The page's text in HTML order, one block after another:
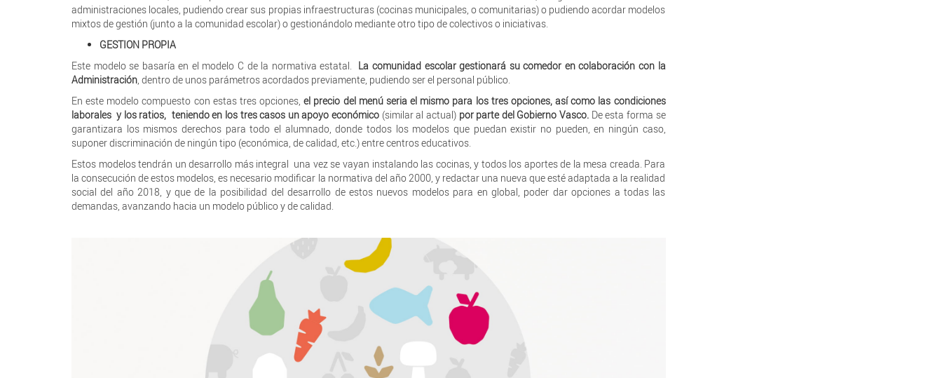
administraciones locales, pudiendo crear sus propias infraestructuras (cocinas municipales, o comunitarias) o pudiendo acordar modelos
mixtos de gestión (junto a la comunidad escolar) o gestionándolo mediante otro tipo de colectivos o iniciativas.
GESTION PROPIA
Este modelo se basaría en el modelo C de la normativa estatal. La comunidad escolar gestionará su comedor en colaboración con la
Administración, dentro de unos parámetros acordados previamente, pudiendo ser el personal público.
En este modelo compuesto con estas tres opciones,el precio del menú seria el mismo para los tres opciones, así como las condiciones
laborales y los ratios, teniendo en los tres casos un apoyo económico (similar al actual) por parte del Gobierno Vasco. De esta forma se
garantizara los mismos derechos para todo el alumnado, donde todos los modelos que puedan existir no pueden, en ningún caso,
suponer discriminación de ningún tipo (económica, de calidad, etc.) entre centros educativos.
Estos modelos tendrán un desarrollo más integral una vez se vayan instalando las cocinas, y todos los aportes de la mesa creada. Para
la consecución de estos modelos, es necesario modificar la normativa del año 2000, y redactar una nueva que esté adaptada a la realidad
social del año 2018, y que de la posibilidad del desarrollo de estos nuevos modelos para en global, poder dar opciones a todas las
demandas, avanzando hacia un modelo público y de calidad.